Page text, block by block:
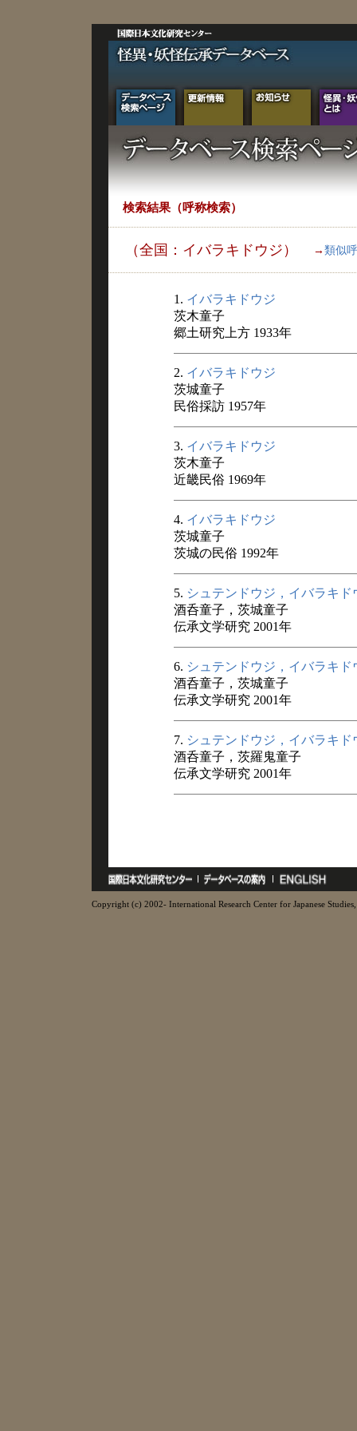
検索結果（呼称検索）
（全国：イバラキドウジ） → 類似
1. イバラキドウジ
茨木童子
郷土研究上方 1933年
2. イバラキドウジ
茨城童子
民俗採訪 1957年
3. イバラキドウジ
茨木童子
近畿民俗 1969年
4. イバラキドウジ
茨城童子
茨城の民俗 1992年
5. シュテンドウジ，イバラキド
酒呑童子，茨城童子
伝承文学研究 2001年
6. シュテンドウジ，イバラキド
酒呑童子，茨城童子
伝承文学研究 2001年
7. シュテンドウジ，イバラキド
酒呑童子，茨羅鬼童子
伝承文学研究 2001年
Copyright (c) 2002- International Research Center for Japanese